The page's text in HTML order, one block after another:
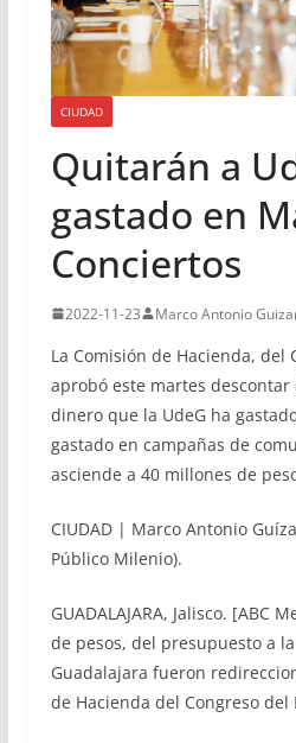
CIUDAD
Quitarán a
gastado en
Conciertos
2022-11-23 Marco Antonio
La Comisión de Hacienda, del
aprobó este martes
dinero que la UdeG ha
gastado en campañas de
asciende a 40 millones de
CIUDAD | Marco Antonio
Público Milenio).
GUADALAJARA, Jalisco. [ABC
de pesos, del presupuesto a
Guadalajara fueron
de Hacienda del Congreso del